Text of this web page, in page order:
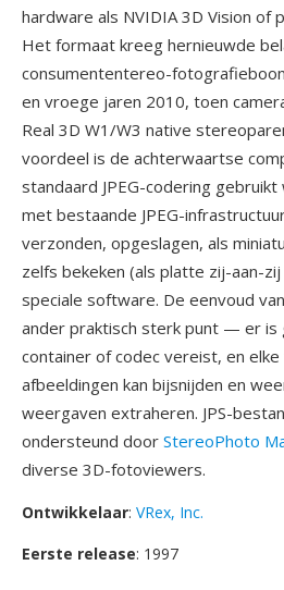
hardware als NVIDIA 3D Vision of
Het formaat kreeg hernieuwde
consumententereo-
en vroege jaren 2010, toen
Real 3D W1/W3 native
voordeel is de achterwaartse
standaard JPEG-codering
met bestaande JPEG-
verzonden, opgeslagen, als
zelfs bekeken (als platte zij-aan-
speciale software. De eenvoud
ander praktisch sterk punt — er is
container of codec vereist, en elke
afbeeldingen kan bijsnijden en
weergaven extraheren. JPS-
ondersteund door StereoPhoto
diverse 3D-fotoviewers.
Ontwikkelaar: VRex, Inc.
Eerste release: 1997